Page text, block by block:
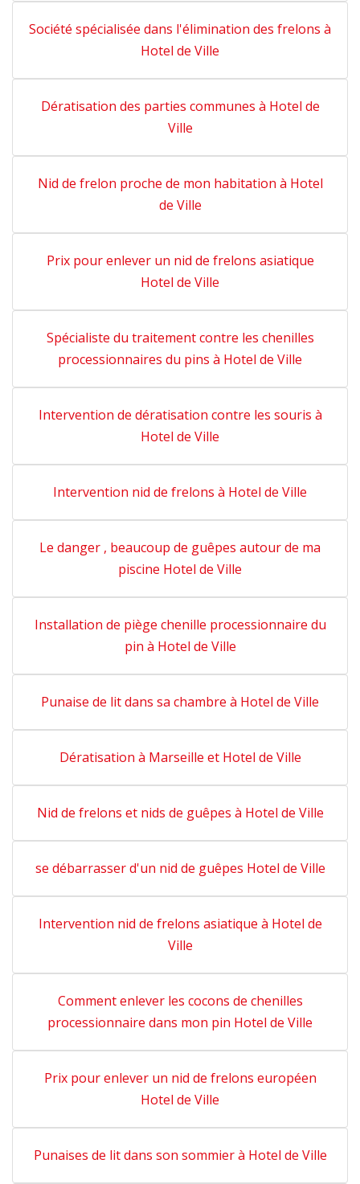
Société spécialisée dans l'élimination des frelons à
Hotel de Ville
Dératisation des parties communes à Hotel de
Ville
Nid de frelon proche de mon habitation à Hotel
de Ville
Prix pour enlever un nid de frelons asiatique
Hotel de Ville
Spécialiste du traitement contre les chenilles
processionnaires du pins à Hotel de Ville
Intervention de dératisation contre les souris à
Hotel de Ville
Intervention nid de frelons à Hotel de Ville
Le danger , beaucoup de guêpes autour de ma
piscine Hotel de Ville
Installation de piège chenille processionnaire du
pin à Hotel de Ville
Punaise de lit dans sa chambre à Hotel de Ville
Dératisation à Marseille et Hotel de Ville
Nid de frelons et nids de guêpes à Hotel de Ville
se débarrasser d'un nid de guêpes Hotel de Ville
Intervention nid de frelons asiatique à Hotel de
Ville
Comment enlever les cocons de chenilles
processionnaire dans mon pin Hotel de Ville
Prix pour enlever un nid de frelons européen
Hotel de Ville
Punaises de lit dans son sommier à Hotel de Ville